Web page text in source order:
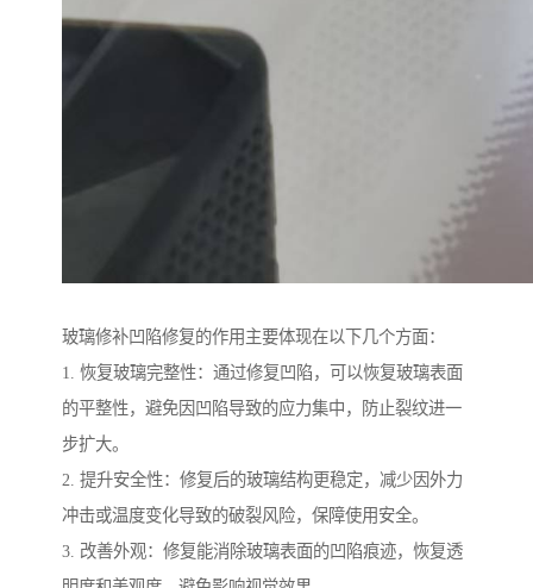
玻璃修补凹陷修复的作用主要体现在以下几个方面：
1. 恢复玻璃完整性：通过修复凹陷，可以恢复玻璃表面
的平整性，避免因凹陷导致的应力集中，防止裂纹进一
步扩大。
2. 提升安全性：修复后的玻璃结构更稳定，减少因外力
冲击或温度变化导致的破裂风险，保障使用安全。
3. 改善外观：修复能消除玻璃表面的凹陷痕迹，恢复透